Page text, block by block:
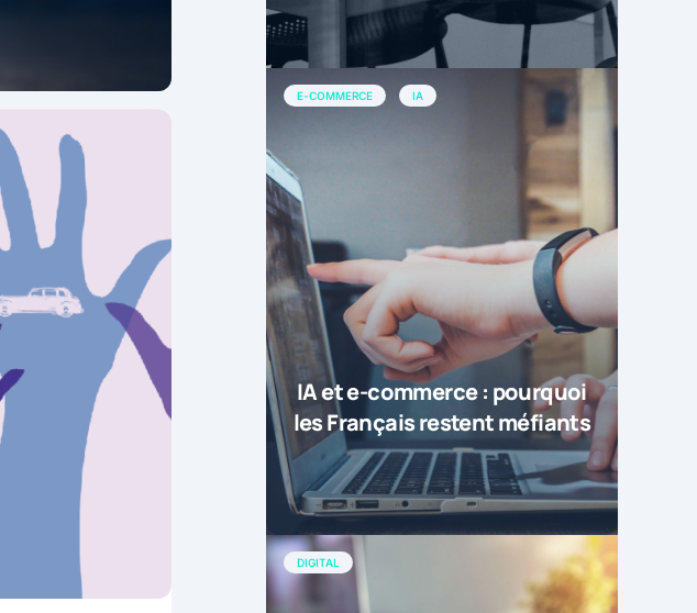
E-COMMERCE IA
IA et e-commerce : pourquoi
les Français restent méfiants
DIGITAL